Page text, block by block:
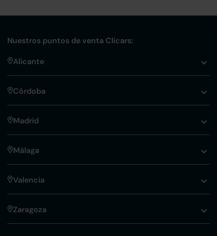
Nuestros puntos de venta Clicars:
Alicante
Córdoba
Madrid
Málaga
Valencia
Zaragoza